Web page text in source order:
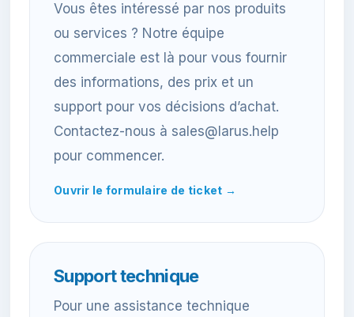
Vous êtes intéressé par nos produits
ou services ? Notre équipe
commerciale est là pour vous fournir
des informations, des prix et un
support pour vos décisions d’achat.
Contactez-nous à sales@larus.help
pour commencer.
Ouvrir le formulaire de ticket →
Support technique
Pour une assistance technique